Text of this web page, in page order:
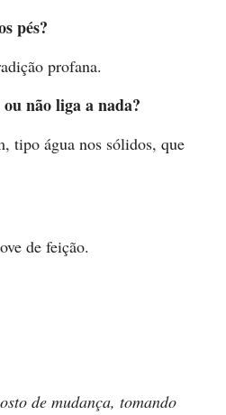
pés?
profana.
não liga a nada?
tipo água nos sólidos, que
de feição.
de mudança, tomando